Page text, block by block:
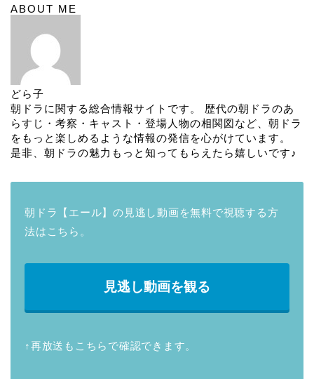
ABOUT ME
どら子
朝ドラに関する総合情報サイトです。 歴代の朝ドラのあ
らすじ・考察・キャスト・登場人物の相関図など、朝ドラ
をもっと楽しめるような情報の発信を心がけています。
是非、朝ドラの魅力もっと知ってもらえたら嬉しいです♪
朝ドラ【エール】の見逃し動画を無料で視聴する方
法はこちら。
見逃し動画を観る
↑再放送もこちらで確認できます。